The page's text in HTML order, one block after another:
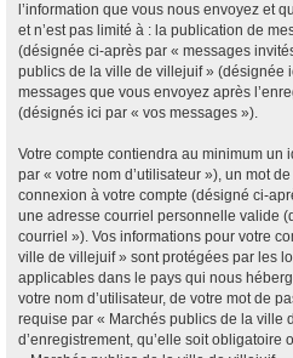
l’information que vous nous envoyez et
et n’est pas limité à : la publication de
(désignée ci-après par « messages
publics de la ville de villejuif » (désignée
messages que vous envoyez après
(désignés ici par « vos messages »).
Votre compte contiendra au minimum
par « votre nom d’utilisateur »), un mot
connexion à votre compte (désigné ci-
une adresse courriel personnelle valide
courriel »). Vos informations pour votre
ville de villejuif » sont protégées par les
applicables dans le pays qui nous
votre nom d’utilisateur, de votre mot de
requise par « Marchés publics de la ville
d’enregistrement, qu’elle soit obligatoire